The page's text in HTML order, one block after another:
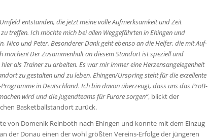
entstanden, die jetzt meine volle Aufmerksamkeit und Zeit
treffen. Ich möchte mich bei allen Weggefährten in Ehingen und
Nico und Peter. Besonderer Dank geht ebenso an die Helfer, die mit Auf-
Der Zusammenhalt an diesem Standort ist speziell und
als Trainer zu arbeiten. Es war mir immer eine Herzensangelegenheit
zu gestalten und zu leben. Ehingen/Urspring steht für die exzellente
in Deutschland. Ich bin davon überzeugt, dass uns das ProB-
wird und die Jugendteams für Furore sorgen“, blickt der
Basketballstandort zurück.
von Domenik Reinboth nach Ehingen und konnte mit dem Einzug
der Donau einen der wohl größten Vereins-Erfolge der jüngeren